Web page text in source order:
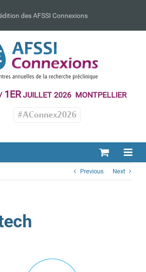
des AFSSI Connexions
1ERJUILLET 2026 MONTPELLIER
#AConnex2026
Previous Next